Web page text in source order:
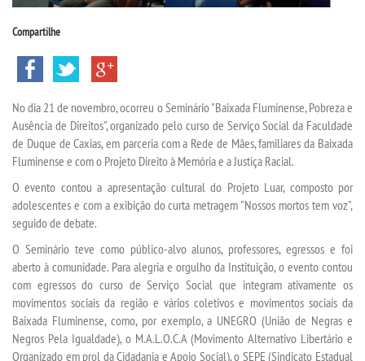
VESTIBULAR
INSCREVA-SE
SEGUNDA GRADUAÇÃO
MATRÍCULA
EDITAL
PUBLICAÇÕES
DESTAQUES
Compartilhe
No dia 21 de novembro, ocorreu o Seminário "Baixada Fluminense, Pobreza e
Ausência de Direitos", organizado pelo curso de Serviço Social da Faculdade
de Duque de Caxias, em parceria com a Rede de Mães, familiares da Baixada
Fluminense e com o Projeto Direito à Memória e a Justiça Racial.
O evento contou a apresentação cultural do Projeto Luar, composto por
adolescentes e com a exibição do curta metragem "Nossos mortos tem voz",
seguido de debate.
O Seminário teve como público-alvo alunos, professores, egressos e foi
aberto à comunidade. Para alegria e orgulho da Instituição, o evento contou
com egressos do curso de Serviço Social que integram ativamente os
movimentos sociais da região e vários coletivos e movimentos sociais da
Baixada Fluminense, como, por exemplo, a UNEGRO (União de Negras e
Negros Pela Igualdade), o M.A.L.O.C.A (Movimento Alternativo Libertário e
Organizado em prol da Cidadania e Apoio Social), o SEPE (Sindicato Estadual